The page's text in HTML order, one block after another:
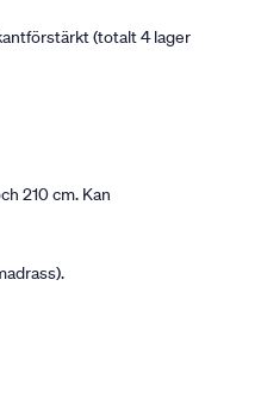
(totalt 4 lager
210 cm. Kan